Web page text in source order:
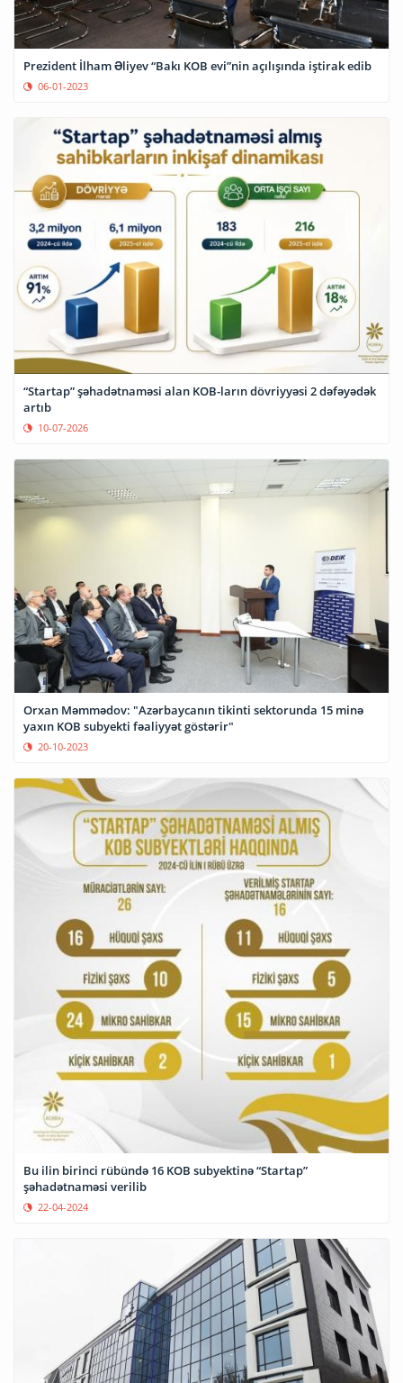
Prezident İlham Əliyev “Bakı KOB evi”nin açılışında iştirak edib
06-01-2023
“Startap” şəhadətnaməsi alan KOB-ların dövriyyəsi 2 dəfəyədək
artıb
10-07-2026
Orxan Məmmədov: "Azərbaycanın tikinti sektorunda 15 minə
yaxın KOB subyekti fəaliyyət göstərir"
20-10-2023
Bu ilin birinci rübündə 16 KOB subyektinə “Startap”
şəhadətnaməsi verilib
22-04-2024